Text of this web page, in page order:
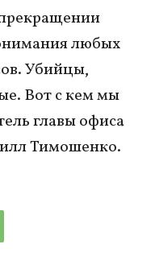
любых
Убийцы,
Вот с кем мы
главы офиса
Тимошенко.